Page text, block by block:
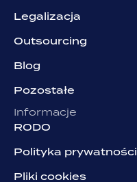
Legalizacja
Outsourcing
Blog
Pozostałe
Informacje
RODO
Polityka prywatności
Pliki cookies